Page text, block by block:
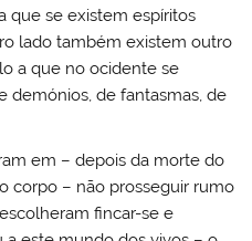
que se existem espíritos
lado também existem outro
a que no ocidente se
demónios, de fantasmas, de
em – depois da morte do
corpo – não prosseguir rumo
fincar-se e